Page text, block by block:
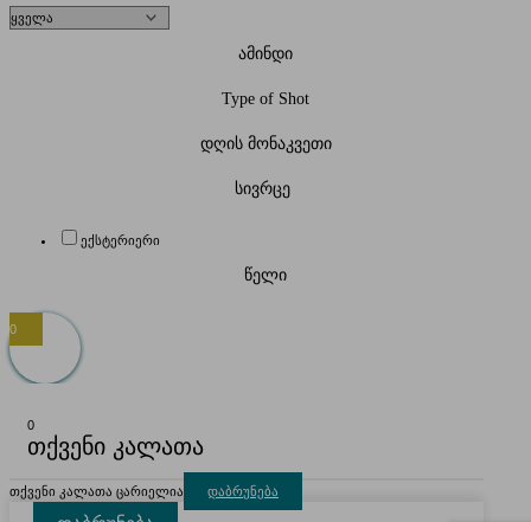
ამინდი
Type of Shot
დღის მონაკვეთი
სივრცე
ექსტერიერი
წელი
0
0
თქვენი კალათა
თქვენი კალათა ცარიელია დაბრუნება